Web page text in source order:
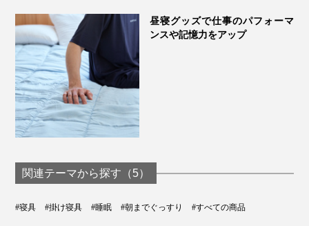
昼寝グッズで仕事のパフォーマ
ンスや記憶力をアップ
関連テーマから探す（5）
#寝具 #掛け寝具 #睡眠 #朝までぐっすり #すべての商品